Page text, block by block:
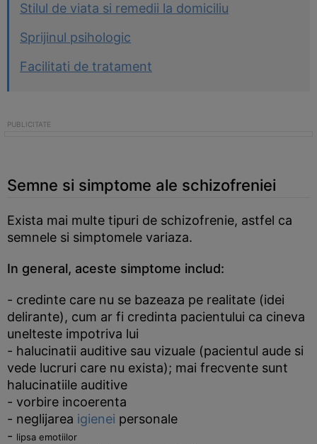
Stilul de viata si remedii la domiciliu
Sprijinul psihologic
Facilitati de tratament
Semne si simptome ale schizofreniei
Exista mai multe tipuri de schizofrenie, astfel ca
semnele si simptomele variaza.
In general, aceste simptome includ:
- credinte care nu se bazeaza pe realitate (idei
delirante), cum ar fi credinta pacientului ca cineva
unelteste impotriva lui
- halucinatii auditive sau vizuale (pacientul aude si
vede lucruri care nu exista); mai frecvente sunt
halucinatiile auditive
- vorbire incoerenta
- neglijarea igienei personale
- lipsa emotiilor